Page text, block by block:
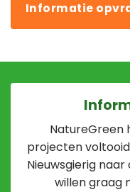
Informatie
NatureGreen
projecten
Nieuwsgierig
willen graag